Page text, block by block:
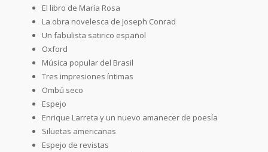
El libro de María Rosa
La obra novelesca de Joseph Conrad
Un fabulista satirico español
Oxford
Música popular del Brasil
Tres impresiones íntimas
Ombú seco
Espejo
Enrique Larreta y un nuevo amanecer de poesía
Siluetas americanas
Espejo de revistas